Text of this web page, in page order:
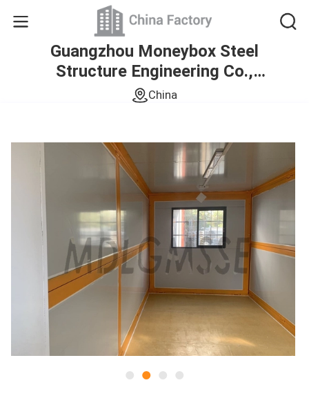
Guangzhou Moneybox Steel
Structure Engineering Co.,
Ltd.
China